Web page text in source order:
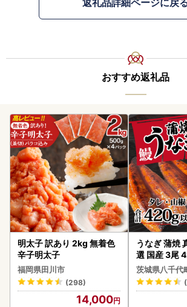
返礼品詳細ページに戻
おすすめ返礼品
明太子 訳あり 2kg 無着色
辛子明太子
福岡県田川市
(298)
14,000
うなぎ 蒲焼
選 国産 3尾
付き うな重
あり 茨城 ウ
人気 美味し
茨城県八千代